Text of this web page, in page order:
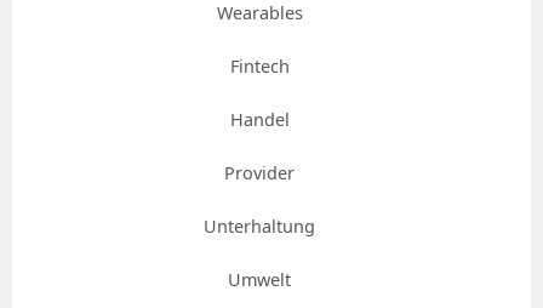
Wearables
Fintech
Handel
Provider
Unterhaltung
Umwelt